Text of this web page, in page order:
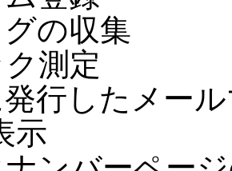
の収集
測定
発行したメー
示